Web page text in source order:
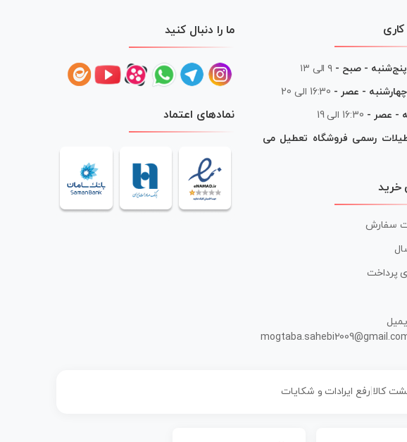
پنج‌شنبه - صبح - ۹ الی ۱۳
- عصر - 16:30 الی 20
- عصر - 16:30 الی 19
رسمی فروشگاه تعطیل می
خرید
سفارش
پرداخت
ما را دنبال کنید
نمادهای اعتماد
کالا رفع ایرادات و شکایات